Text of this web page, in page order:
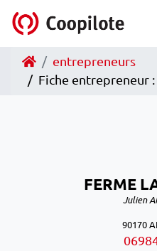
Accéder au contenu
Accueilentrepreneurs
Fiche entrepreneur
FERME
Julien
90170